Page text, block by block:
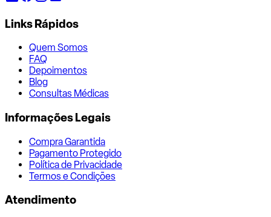
Links Rápidos
Quem Somos
FAQ
Depoimentos
Blog
Consultas Médicas
Informações Legais
Compra Garantida
Pagamento Protegido
Política de Privacidade
Termos e Condições
Atendimento